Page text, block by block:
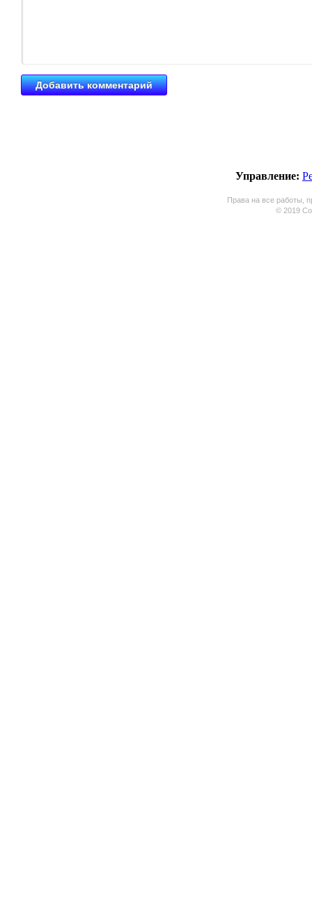
Управление:
Права на все работы,
© 2019